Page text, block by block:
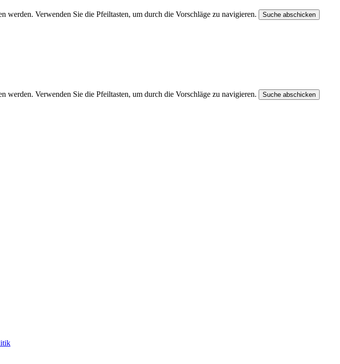
werden. Verwenden Sie die Pfeiltasten, um durch die Vorschläge zu navigieren. Suche abschicken
werden. Verwenden Sie die Pfeiltasten, um durch die Vorschläge zu navigieren. Suche abschicken